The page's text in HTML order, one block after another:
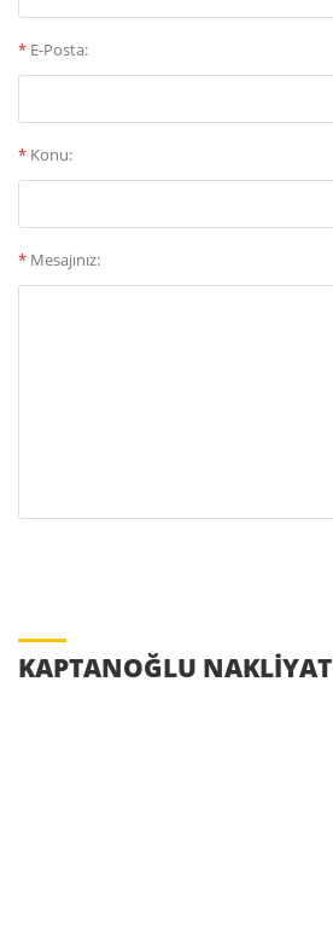
* E-Posta:
* Konu:
* Mesajınız:
KAPTANOĞLU NAKLIYAT